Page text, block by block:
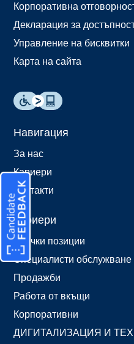
Корпоративна
Декларация за
Управление на бисквитки
Карта на сайта
Навигация
За нас
Кариери
Контакти
Кариери
Всички позиции
Специалисти обслужване
Продажби
Работа от вкъщи
Корпоративни
ДИГИТАЛИЗАЦИЯ И